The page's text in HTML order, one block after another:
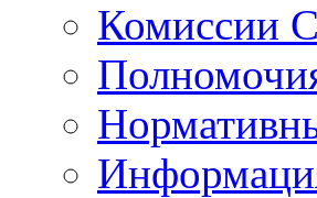
Комиссии